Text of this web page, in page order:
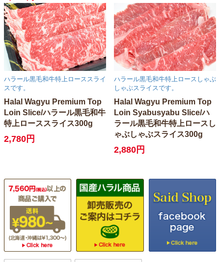
ハラール黒毛和牛特上ローススライ
スです。
Halal Wagyu Premium Top
Loin Slice/ハラール黒毛和牛
特上ローススライス300g
2,780円
ハラール黒毛和牛特上ロースしゃぶ
しゃぶスライスです。
Halal Wagyu Premium Top
Loin Syabusyabu Slice/ハ
ラール黒毛和牛特上ロースし
ゃぶしゃぶスライス300g
2,880円